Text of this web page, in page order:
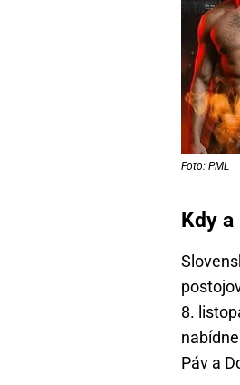
Foto: PML
Kdy
8.
Páv a